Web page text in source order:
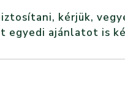
kérjük,
ajánlatot is